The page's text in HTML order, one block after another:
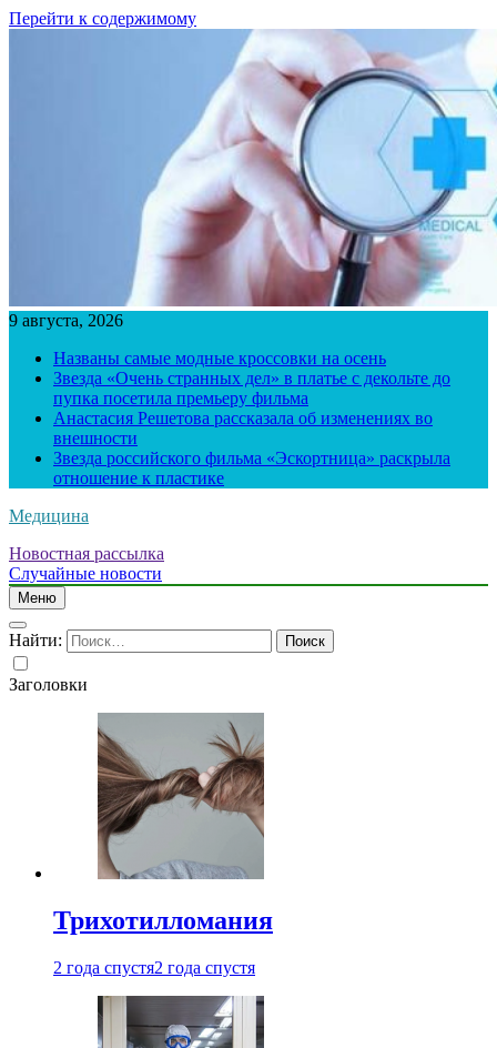
Перейти к содержимому
9 августа, 2026
Названы самые модные кроссовки на осень
Звезда «Очень странных дел» в платье с декольте до
пупка посетила премьеру фильма
Анастасия Решетова рассказала об изменениях во
внешности
Звезда российского фильма «Эскортница» раскрыла
отношение к пластике
Медицина
Новостная рассылка
Случайные новости
Меню
Найти:
Заголовки
Трихотилломания
2 года спустя2 года спустя